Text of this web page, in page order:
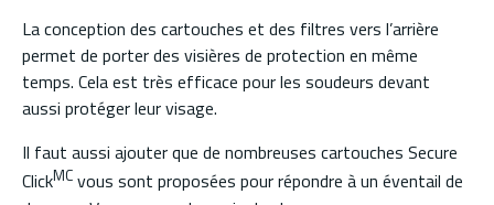
La conception des cartouches et des filtres vers l’arrière
permet de porter des visières de protection en même
temps. Cela est très efficace pour les soudeurs devant
aussi protéger leur visage.
Il faut aussi ajouter que de nombreuses cartouches Secure
ClickMC vous sont proposées pour répondre à un éventail de